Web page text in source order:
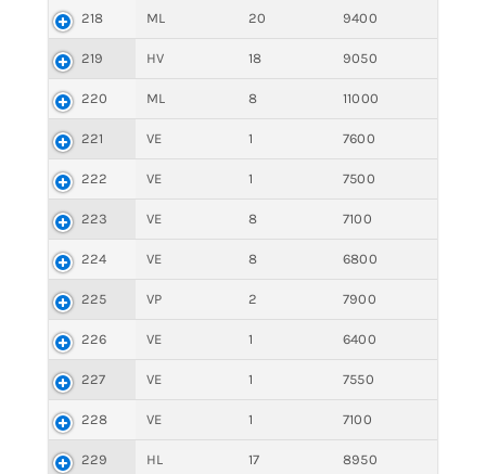
218 ML 20 9400
219 HV 18 9050
220 ML 8 11000
221 VE 1 7600
222 VE 1 7500
223 VE 8 7100
224 VE 8 6800
225 VP 2 7900
226 VE 1 6400
227 VE 1 7550
228 VE 1 7100
229 HL 17 8950